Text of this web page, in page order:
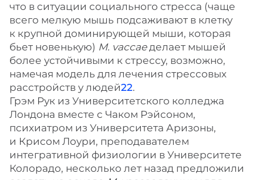
что в ситуации социального стресса (чаще
всего мелкую мышь подсаживают в клетку
к крупной доминирующей мыши, которая
бьет новенькую) М. vaccaeделает мышей
более устойчивыми к стрессу, возможно,
намечая модель для лечения стрессовых
расстройств у людей22.
Грэм Рук из Университетского колледжа
Лондона вместе с Чаком Рэйсоном,
психиатром из Университета Аризоны,
и Крисом Лоури, преподавателем
интегративной физиологии в Университете
Колорадо, несколько лет назад предложили